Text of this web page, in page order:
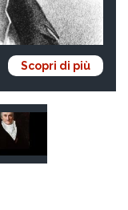
Scopri di più